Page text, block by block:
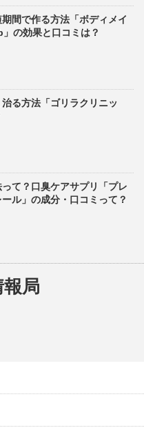
間で作る方法「ボディメイ
の効果と口コミは？
る方法「ゴリラクリニッ
て？口臭ケアサプリ「プレ
ル」の成分・口コミって？